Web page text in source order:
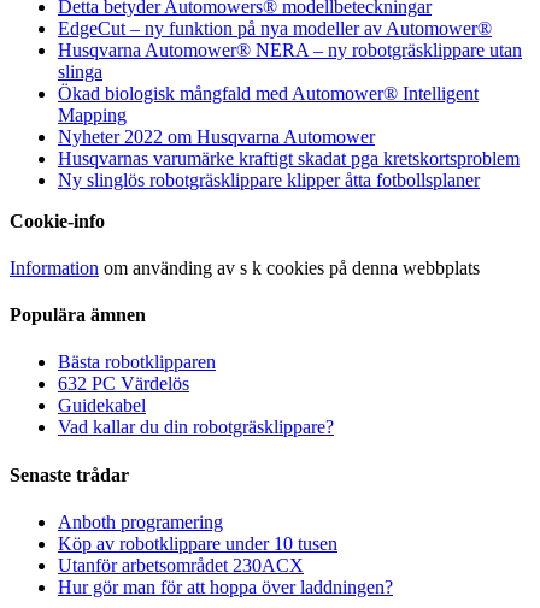
Detta betyder Automowers® modellbeteckningar
EdgeCut – ny funktion på nya modeller av Automower®
Husqvarna Automower® NERA – ny robotgräsklippare utan
slinga
Ökad biologisk mångfald med Automower® Intelligent
Mapping
Nyheter 2022 om Husqvarna Automower
Husqvarnas varumärke kraftigt skadat pga kretskortsproblem
Ny slinglös robotgräsklippare klipper åtta fotbollsplaner
Cookie-info
Information om använding av s k cookies på denna webbplats
Populära ämnen
Bästa robotklipparen
632 PC Värdelös
Guidekabel
Vad kallar du din robotgräsklippare?
Senaste trådar
Anboth programering
Köp av robotklippare under 10 tusen
Utanför arbetsområdet 230ACX
Hur gör man för att hoppa över laddningen?